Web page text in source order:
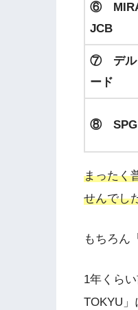
⑥
JCB
⑦ デル
ード
⑧ SPG
まったく
せんでし
もちろん
1年くら
TOKYU」